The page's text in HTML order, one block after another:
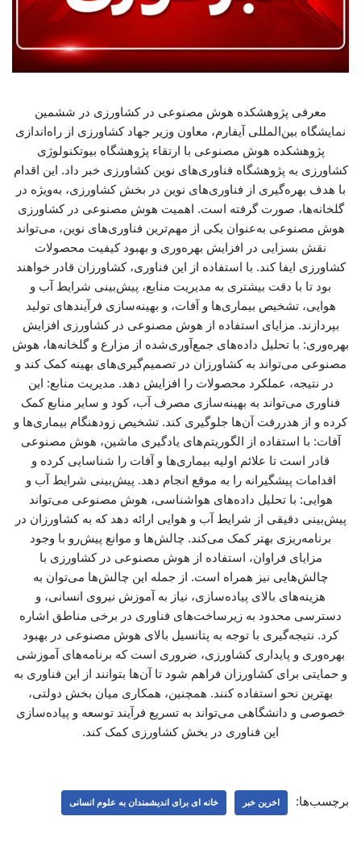
معرفی پژوهشکده هوش مصنوعی در کشاورزی در ششمین
نمایشگاه بین‌المللی آیفارم، معاون وزیر جهاد کشاورزی از راه‌اندازی
پژوهشکده هوش مصنوعی با ارتقاء پژوهشگاه بیوتکنولوژی
کشاورزی به پژوهشگاه فناوری‌های نوین کشاورزی خبر داد. این اقدام
با هدف بهره‌گیری از فناوری‌های نوین در بخش کشاورزی، به‌ویژه در
گلخانه‌ها، صورت گرفته است. اهمیت هوش مصنوعی در کشاورزی
هوش مصنوعی به‌عنوان یکی از مهم‌ترین فناوری‌های نوین، می‌تواند
نقش بسزایی در افزایش بهره‌وری و بهبود کیفیت محصولات
کشاورزی ایفا کند. با استفاده از این فناوری، کشاورزان قادر خواهند
بود تا با دقت بیشتری به مدیریت منابع، پیش‌بینی شرایط آب و
هوایی، تشخیص بیماری‌ها و آفات، و بهینه‌سازی فرآیندهای تولید
بپردازند. مزایای استفاده از هوش مصنوعی در کشاورزی افزایش
بهره‌وری: با تحلیل داده‌های جمع‌آوری‌شده از مزارع و گلخانه‌ها، هوش
مصنوعی می‌تواند به کشاورزان در تصمیم‌گیری‌های بهینه کمک کند و
در نتیجه، عملکرد محصولات را افزایش دهد. مدیریت منابع: این
فناوری می‌تواند به بهینه‌سازی مصرف آب، کود و سایر منابع کمک
کرده و از هدررفت آن‌ها جلوگیری کند. تشخیص زودهنگام بیماری‌ها و
آفات: با استفاده از الگوریتم‌های یادگیری ماشین، هوش مصنوعی
قادر است تا علائم اولیه بیماری‌ها و آفات را شناسایی کرده و
اقدامات پیشگیرانه را به موقع انجام دهد. پیش‌بینی شرایط آب و
هوایی: با تحلیل داده‌های هواشناسی، هوش مصنوعی می‌تواند
پیش‌بینی دقیقی از شرایط آب و هوایی ارائه دهد که به کشاورزان در
برنامه‌ریزی بهتر کمک می‌کند. چالش‌ها و موانع پیش‌رو با وجود
مزایای فراوان، استفاده از هوش مصنوعی در کشاورزی با
چالش‌هایی نیز همراه است. از جمله این چالش‌ها می‌توان به
هزینه‌های بالای پیاده‌سازی، نیاز به آموزش نیروی انسانی، و
دسترسی محدود به زیرساخت‌های فناوری در برخی مناطق اشاره
کرد. نتیجه‌گیری با توجه به پتانسیل بالای هوش مصنوعی در بهبود
بهره‌وری و پایداری کشاورزی، ضروری است که برنامه‌های آموزشی
و حمایتی برای کشاورزان فراهم شود تا آن‌ها بتوانند از این فناوری به
بهترین نحو استفاده کنند. همچنین، همکاری میان بخش دولتی،
خصوصی و دانشگاهی می‌تواند به تسریع فرآیند توسعه و پیاده‌سازی
این فناوری در بخش کشاورزی کمک کند.
برچسب‌ها: اخرین خبر خانه ای برای اندیشمندان به علوم انسانی